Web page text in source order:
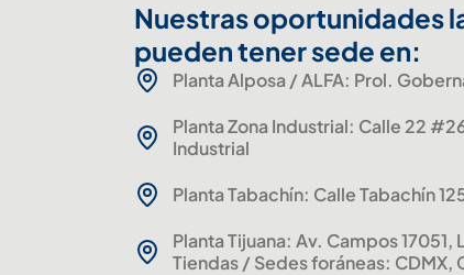
Nuestras oportunidades
pueden tener sede en:
Planta Alposa / ALFA: Prol.
Planta Zona Industrial: Calle 22
Industrial
Planta Tabachín: Calle Tabachín
Planta Tijuana: Av. Campos
Tiendas / Sedes foráneas: CDMX,